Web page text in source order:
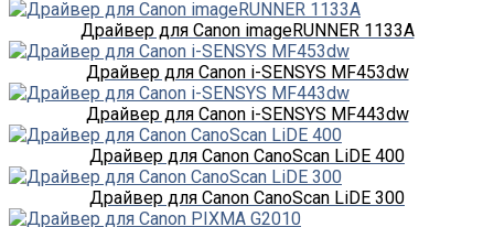
Драйвер для Canon imageRUNNER 1133A
Драйвер для Canon i-SENSYS MF453dw
Драйвер для Canon i-SENSYS MF443dw
Драйвер для Canon CanoScan LiDE 400
Драйвер для Canon CanoScan LiDE 300